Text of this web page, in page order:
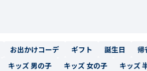
お出かけコーデ ギフト 誕生日 帰
キッズ 男の子 キッズ 女の子
キッズ